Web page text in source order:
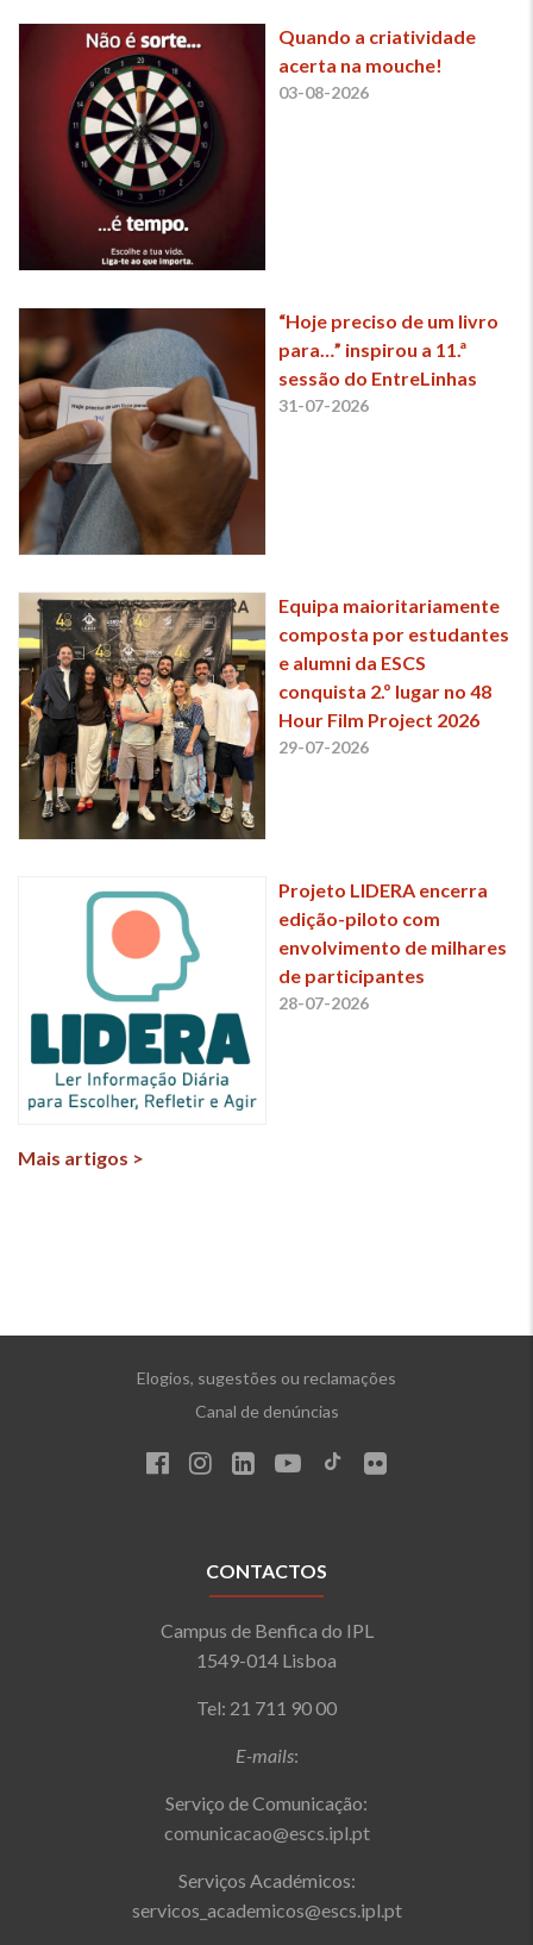
Quando a criatividade
acerta na mouche!
03-08-2026
“Hoje preciso de um livro
para…” inspirou a 11.ª
sessão do EntreLinhas
31-07-2026
Equipa maioritariamente
composta por estudantes
e alumni da ESCS
conquista 2.º lugar no 48
Hour Film Project 2026
29-07-2026
Projeto LIDERA encerra
edição-piloto com
envolvimento de milhares
de participantes
28-07-2026
Mais artigos >
Elogios, sugestões ou reclamações
Canal de denúncias
CONTACTOS
Campus de Benfica do IPL
1549-014 Lisboa
Tel: 21 711 90 00
E-mails:
Serviço de Comunicação:
comunicacao@escs.ipl.pt
Serviços Académicos:
servicos_academicos@escs.ipl.pt